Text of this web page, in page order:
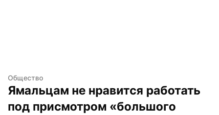
Общество
Ямальцам не нравится работать
под присмотром «большого